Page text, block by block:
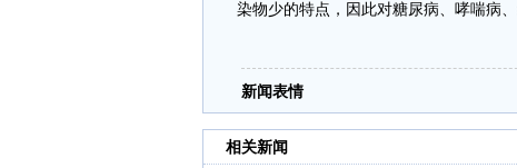
染物少的特点，因此对糖尿病、哮喘病
新闻表情
相关新闻